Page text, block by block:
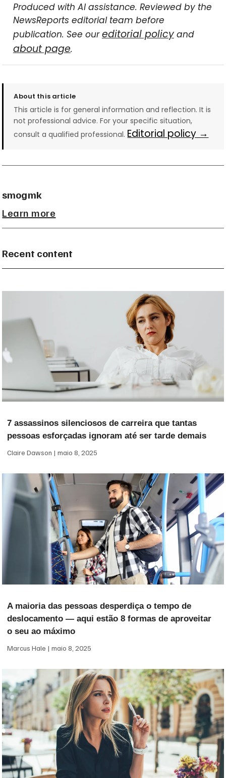
Produced with AI assistance. Reviewed by the
NewsReports editorial team before
publication. See oureditorial policyand
about page.
About this article
This article is for general information and reflection. It is
not professional advice. For your specific situation,
consult a qualified professional. Editorial policy →
smogmk
Learn more
Recent content
7 assassinos silenciosos de carreira que tantas
pessoas esforçadas ignoram até ser tarde demais
Claire Dawson maio 8, 2025
A maioria das pessoas desperdiça o tempo de
deslocamento — aqui estão 8 formas de aproveitar
o seu ao máximo
Marcus Hale maio 8, 2025